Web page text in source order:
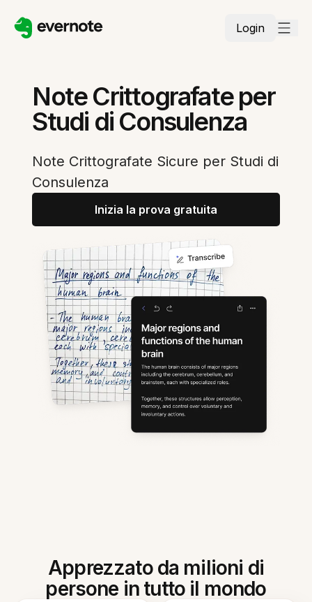
Login
Note Crittografate per
Studi di Consulenza
Note Crittografate Sicure per Studi di
Consulenza
Inizia la prova gratuita
Apprezzato da milioni di
persone in tutto il mondo